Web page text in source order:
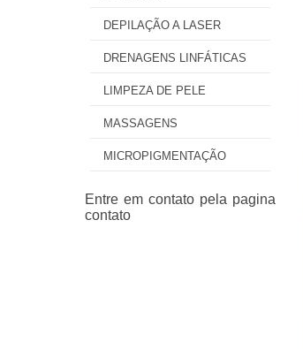
DEPILAÇÃO A LASER
DRENAGENS LINFÁTICAS
LIMPEZA DE PELE
MASSAGENS
MICROPIGMENTAÇÃO